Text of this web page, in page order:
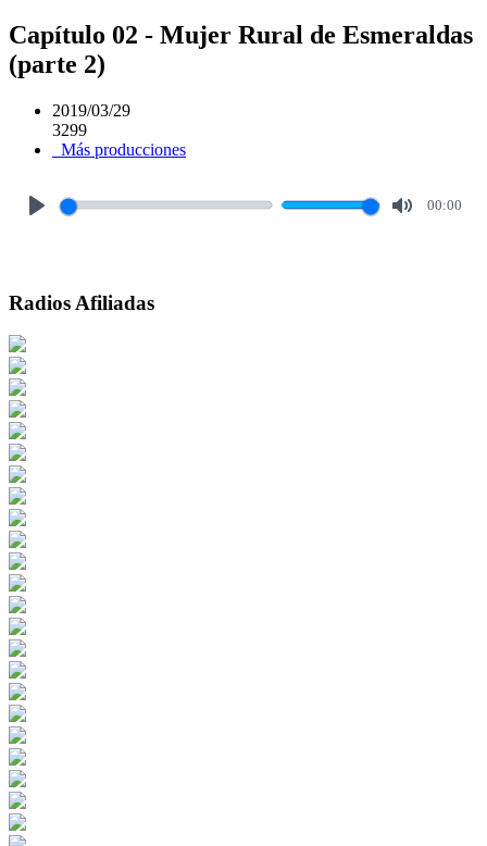
Capítulo 02 - Mujer Rural de Esmeraldas
(parte 2)
2019/03/29
3299
Más producciones
00:00
Radios Afiliadas